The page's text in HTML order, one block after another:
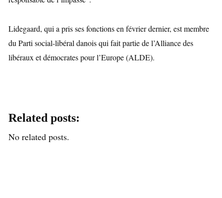
Lidegaard, qui a pris ses fonctions en février dernier, est membre
du Parti social-libéral danois qui fait partie de l’Alliance des
libéraux et démocrates pour l’Europe (ALDE).
Related posts:
No related posts.